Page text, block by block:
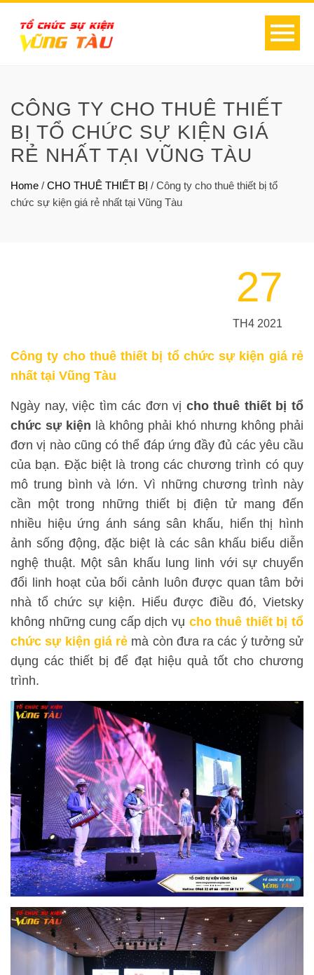
CÔNG TY CHO THUÊ THIẾT
BỊ TỔ CHỨC SỰ KIỆN GIÁ
RẺ NHẤT TẠI VŨNG TÀU
Home / CHO THUÊ THIẾT BỊ / Công ty cho thuê thiết bị tổ
chức sự kiện giá rẻ nhất tại Vũng Tàu
27
TH4 2021
Công ty cho thuê thiết bị tổ chức sự kiện giá rẻ
nhất tại Vũng Tàu
Ngày nay, việc tìm các đơn vị cho thuê thiết bị tổ
chức sự kiện là không phải khó nhưng không phải
đơn vị nào cũng có thể đáp ứng đầy đủ các yêu cầu
của bạn. Đặc biệt là trong các chương trình có quy
mô trung bình và lớn. Vì những chương trình này
cần một trong những thiết bị điện tử mang đến
nhiều hiệu ứng ánh sáng sân khấu, hiển thị hình
ảnh sống động, đặc biệt là các sân khấu biểu diễn
nghệ thuật. Một sân khấu lung linh với sự chuyển
đổi linh hoạt của bối cảnh luôn được quan tâm bởi
nhà tổ chức sự kiện. Hiểu được điều đó, Vietsky
không những cung cấp dịch vụ cho thuê thiết bị tổ
chức sự kiện giá rẻ mà còn đưa ra các ý tưởng sử
dụng các thiết bị để đạt hiệu quả tốt cho chương
trình.